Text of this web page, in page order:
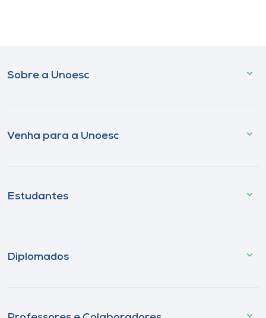
Sobre a Unoesc
Venha para a Unoesc
Estudantes
Diplomados